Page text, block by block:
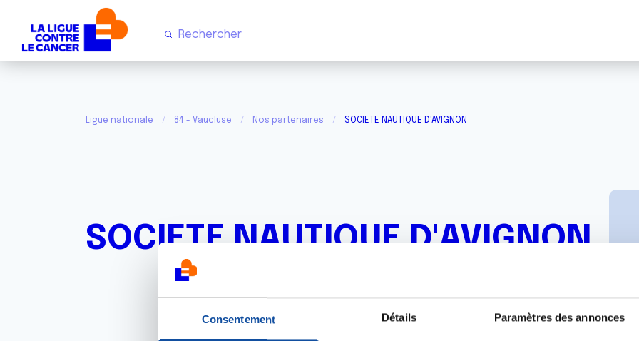
Consentement Détails Paramètres des annonces
Ligue nationale 84 - Vaucluse Nos partenaires SOCIETE NAUTIQUE D'AVIGNON
SOCIETE NAUTIQUE D'AVIGNON